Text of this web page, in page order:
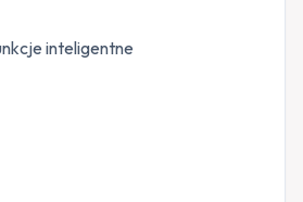
inteligentne